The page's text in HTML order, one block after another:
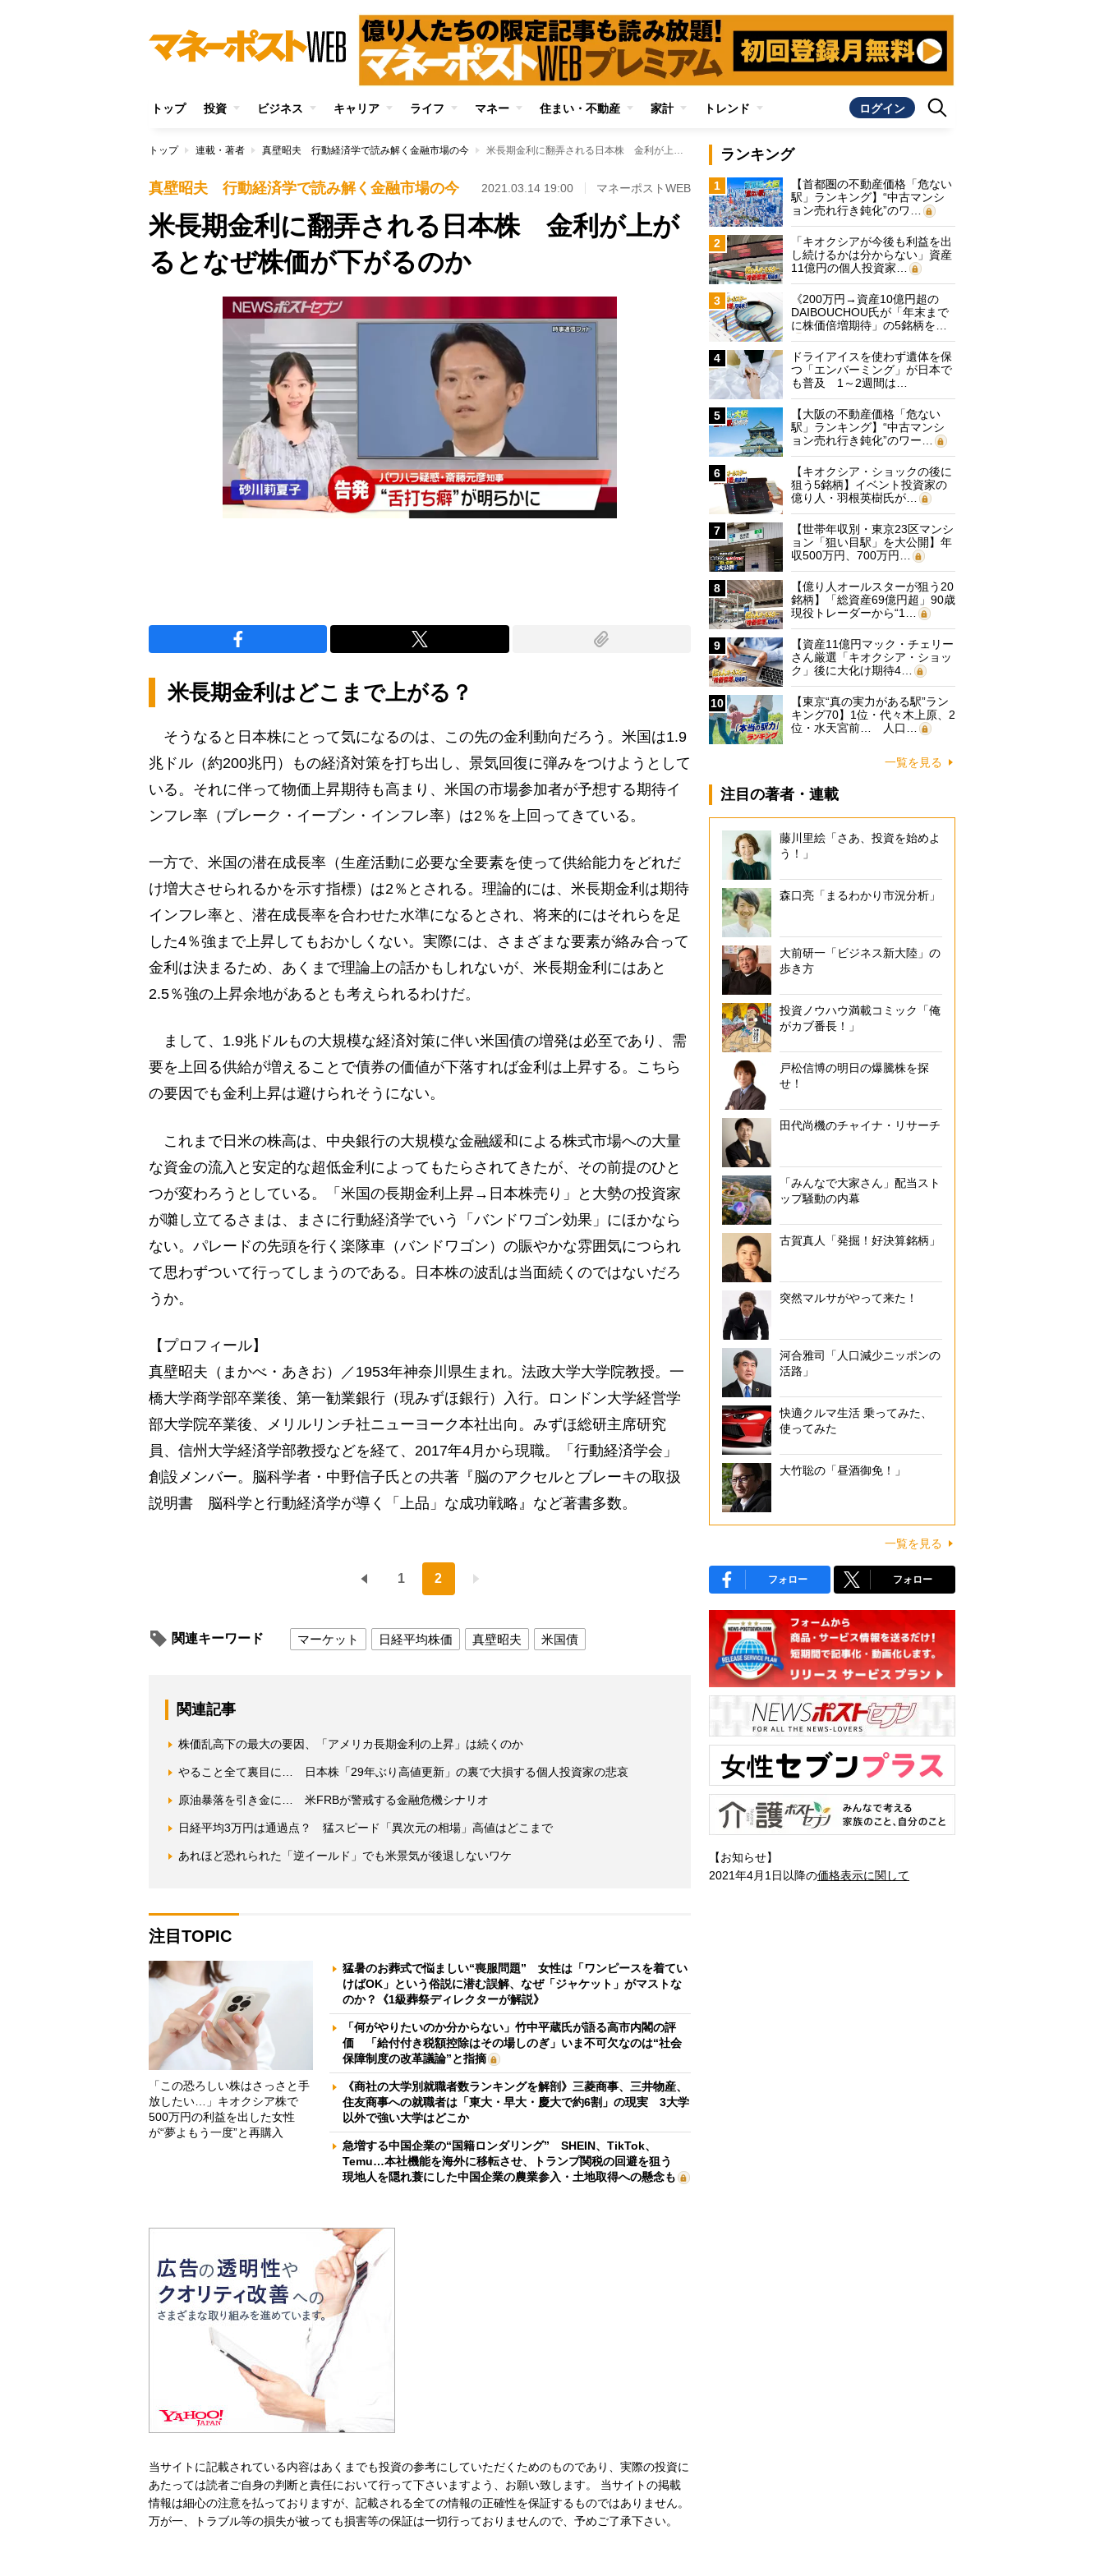
トップ 投資 ビジネス キャリア ライフ マネー 住まい・不動産 家計 トレンド ログイン
トップ 連載・著者 真壁昭夫 行動経済学で読み解く金融市場の今 米長期金利に翻弄される日本株 金利が上がるとなぜ株価が下がるのか
真壁昭夫 行動経済学で読み解く金融市場の今 2021.03.14 19:00 マネーポストWEB
米長期金利に翻弄される日本株 金利が上が
るとなぜ株価が下がるのか
米長期金利はどこまで上がる？
そうなると日本株にとって気になるのは、この先の金利動向だろう。米国は1.9
兆ドル（約200兆円）もの経済対策を打ち出し、景気回復に弾みをつけようとして
いる。それに伴って物価上昇期待も高まり、米国の市場参加者が予想する期待イ
ンフレ率（ブレーク・イーブン・インフレ率）は2％を上回ってきている。
一方で、米国の潜在成長率（生産活動に必要な全要素を使って供給能力をどれだ
け増大させられるかを示す指標）は2％とされる。理論的には、米長期金利は期待
インフレ率と、潜在成長率を合わせた水準になるとされ、将来的にはそれらを足
した4％強まで上昇してもおかしくない。実際には、さまざまな要素が絡み合って
金利は決まるため、あくまで理論上の話かもしれないが、米長期金利にはあと
2.5％強の上昇余地があるとも考えられるわけだ。
まして、1.9兆ドルもの大規模な経済対策に伴い米国債の増発は必至であり、需
要を上回る供給が増えることで債券の価値が下落すれば金利は上昇する。こちら
の要因でも金利上昇は避けられそうにない。
これまで日米の株高は、中央銀行の大規模な金融緩和による株式市場への大量
な資金の流入と安定的な超低金利によってもたらされてきたが、その前提のひと
つが変わろうとしている。「米国の長期金利上昇→日本株売り」と大勢の投資家
が囃し立てるさまは、まさに行動経済学でいう「バンドワゴン効果」にほかなら
ない。パレードの先頭を行く楽隊車（バンドワゴン）の賑やかな雰囲気につられ
て思わずついて行ってしまうのである。日本株の波乱は当面続くのではないだろ
うか。
【プロフィール】
真壁昭夫（まかべ・あきお）／1953年神奈川県生まれ。法政大学大学院教授。一
橋大学商学部卒業後、第一勧業銀行（現みずほ銀行）入行。ロンドン大学経営学
部大学院卒業後、メリルリンチ社ニューヨーク本社出向。みずほ総研主席研究
員、信州大学経済学部教授などを経て、2017年4月から現職。「行動経済学会」
創設メンバー。脳科学者・中野信子氏との共著『脳のアクセルとブレーキの取扱
説明書 脳科学と行動経済学が導く「上品」な成功戦略』など著書多数。
1 2
関連キーワード マーケット 日経平均株価 真壁昭夫 米国債
関連記事
株価乱高下の最大の要因、「アメリカ長期金利の上昇」は続くのか
やること全て裏目に… 日本株「29年ぶり高値更新」の裏で大損する個人投資家の悲哀
原油暴落を引き金に… 米FRBが警戒する金融危機シナリオ
日経平均3万円は通過点？ 猛スピード「異次元の相場」高値はどこまで
あれほど恐れられた「逆イールド」でも米景気が後退しないワケ
注目TOPIC
「この恐ろしい株はさっさと手
放したい…」キオクシア株で
500万円の利益を出した女性
が“夢よもう一度”と再購入
猛暑のお葬式で悩ましい“喪服問題” 女性は「ワンピースを着てい
けばOK」という俗説に潜む誤解、なぜ「ジャケット」がマストな
のか？《1級葬祭ディレクターが解説》
「何がやりたいのか分からない」竹中平蔵氏が語る高市内閣の評
価 「給付付き税額控除はその場しのぎ」いま不可欠なのは“社会
保障制度の改革議論”と指摘
《商社の大学別就職者数ランキングを解剖》三菱商事、三井物産、
住友商事への就職者は「東大・早大・慶大で約6割」の現実 3大学
以外で強い大学はどこか
急増する中国企業の“国籍ロンダリング” SHEIN、TikTok、
Temu…本社機能を海外に移転させ、トランプ関税の回避を狙う
現地人を隠れ蓑にした中国企業の農業参入・土地取得への懸念も
当サイトに記載されている内容はあくまでも投資の参考にしていただくためのものであり、実際の投資に
あたっては読者ご自身の判断と責任において行って下さいますよう、お願い致します。 当サイトの掲載
情報は細心の注意を払っておりますが、記載される全ての情報の正確性を保証するものではありません。
万が一、トラブル等の損失が被っても損害等の保証は一切行っておりませんので、予めご了承下さい。
ランキング
1
【首都圏の不動産価格「危ない
駅」ランキング】“中古マンシ
ョン売れ行き鈍化”のワ…
2
「キオクシアが今後も利益を出
し続けるかは分からない」資産
11億円の個人投資家…
3
《200万円→資産10億円超の
DAIBOUCHOU氏が「年末まで
に株価倍増期待」の5銘柄を…
4
ドライアイスを使わず遺体を保
つ「エンバーミング」が日本で
も普及 1～2週間は…
5
【大阪の不動産価格「危ない
駅」ランキング】“中古マンシ
ョン売れ行き鈍化”のワー…
6
【キオクシア・ショックの後に
狙う5銘柄】イベント投資家の
億り人・羽根英樹氏が…
7
【世帯年収別・東京23区マンシ
ョン「狙い目駅」を大公開】年
収500万円、700万円…
8
【億り人オールスターが狙う20
銘柄】「総資産69億円超」90歳
現役トレーダーから“1…
9
【資産11億円マック・チェリー
さん厳選「キオクシア・ショッ
ク」後に大化け期待4…
10
【東京“真の実力がある駅”ラン
キング70】1位・代々木上原、2
位・水天宮前… 人口…
一覧を見る
注目の著者・連載
藤川里絵「さあ、投資を始めよ
う！」
森口亮「まるわかり市況分析」
大前研一「ビジネス新大陸」の
歩き方
投資ノウハウ満載コミック「俺
がカブ番長！」
戸松信博の明日の爆騰株を探
せ！
田代尚機のチャイナ・リサーチ
「みんなで大家さん」配当スト
ップ騒動の内幕
古賀真人「発掘！好決算銘柄」
突然マルサがやって来た！
河合雅司「人口減少ニッポンの
活路」
快適クルマ生活 乗ってみた、
使ってみた
大竹聡の「昼酒御免！」
一覧を見る
フォロー フォロー
【お知らせ】
2021年4月1日以降の価格表示に関して